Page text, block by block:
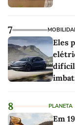
7
Eles
8 PLANETA
Em